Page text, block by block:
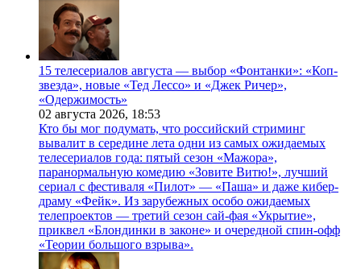
15 телесериалов августа — выбор «Фонтанки»: «Коп-
звезда», новые «Тед Лессо» и «Джек Ричер»,
«Одержимость»
02 августа 2026, 18:53
Кто бы мог подумать, что российский стриминг
вывалит в середине лета одни из самых ожидаемых
телесериалов года: пятый сезон «Мажора»,
паранормальную комедию «Зовите Витю!», лучший
сериал с фестиваля «Пилот» — «Паша» и даже кибер-
драму «Фейк». Из зарубежных особо ожидаемых
телепроектов — третий сезон сай-фая «Укрытие»,
приквел «Блондинки в законе» и очередной спин-офф
«Теории большого взрыва».